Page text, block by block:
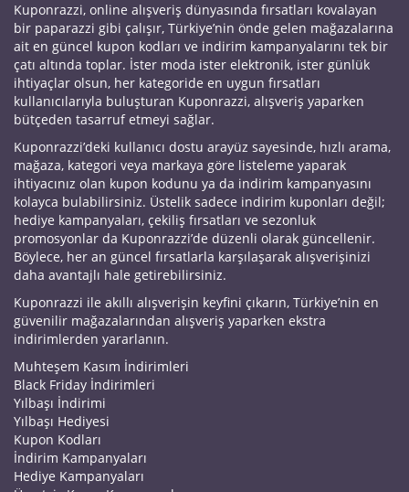
Kuponrazzi, online alışveriş dünyasında fırsatları kovalayan
bir paparazzi gibi çalışır, Türkiye’nin önde gelen mağazalarına
ait en güncel kupon kodları ve indirim kampanyalarını tek bir
çatı altında toplar. İster moda ister elektronik, ister günlük
ihtiyaçlar olsun, her kategoride en uygun fırsatları
kullanıcılarıyla buluşturan Kuponrazzi, alışveriş yaparken
bütçeden tasarruf etmeyi sağlar.
Kuponrazzi’deki kullanıcı dostu arayüz sayesinde, hızlı arama,
mağaza, kategori veya markaya göre listeleme yaparak
ihtiyacınız olan kupon kodunu ya da indirim kampanyasını
kolayca bulabilirsiniz. Üstelik sadece indirim kuponları değil;
hediye kampanyaları, çekiliş fırsatları ve sezonluk
promosyonlar da Kuponrazzi’de düzenli olarak güncellenir.
Böylece, her an güncel fırsatlarla karşılaşarak alışverişinizi
daha avantajlı hale getirebilirsiniz.
Kuponrazzi ile akıllı alışverişin keyfini çıkarın, Türkiye’nin en
güvenilir mağazalarından alışveriş yaparken ekstra
indirimlerden yararlanın.
Muhteşem Kasım İndirimleri
Black Friday İndirimleri
Yılbaşı İndirimi
Yılbaşı Hediyesi
Kupon Kodları
İndirim Kampanyaları
Hediye Kampanyaları